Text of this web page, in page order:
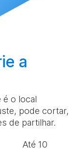
a
é o local
pode cortar,
de partilhar.
Até 10